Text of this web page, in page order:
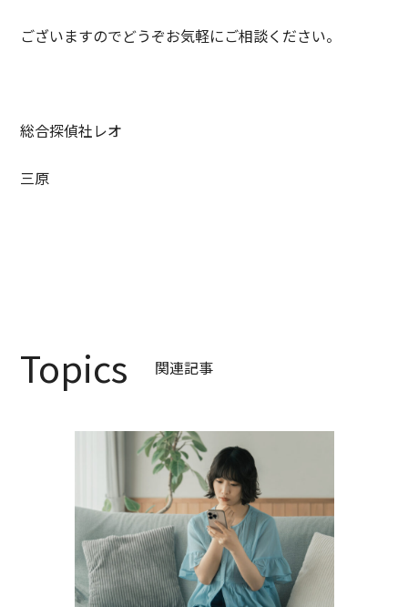
ございますのでどうぞお気軽にご相談ください。
総合探偵社レオ
三原
Topics 関連記事